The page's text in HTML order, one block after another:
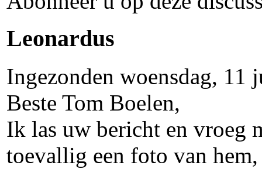
Leonardus
Ingezonden woensdag,
Beste Tom Boelen,
Ik las uw bericht en vroeg
toevallig een foto van